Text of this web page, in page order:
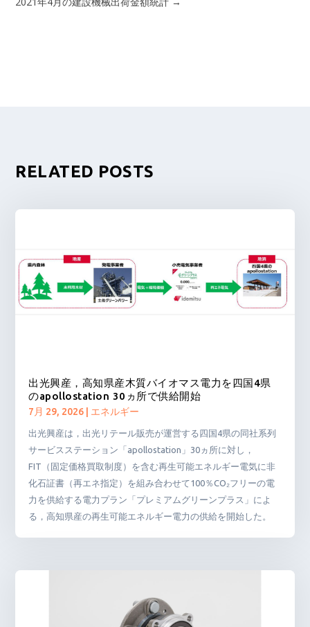
RELATED POSTS
出光興産，高知県産木質バイオマス電力を四国4県
のapollostation 30ヵ所で供給開始
7月 29, 2026 エネルギー
出光興産は，出光リテール販売が運営する四国4県の同社系列
サービスステーション「apollostation」30ヵ所に対し，
FIT（固定価格買取制度）を含む再生可能エネルギー電気に非
化石証書（再エネ指定）を組み合わせて100％CO₂フリーの電
力を供給する電力プラン「プレミアムグリーンプラス」によ
る，高知県産の再生可能エネルギー電力の供給を開始した。